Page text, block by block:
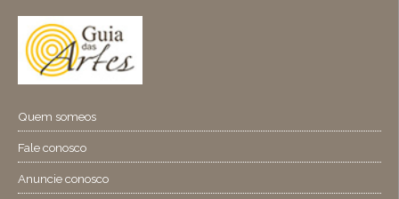
Quem someos
Fale conosco
Anuncie conosco